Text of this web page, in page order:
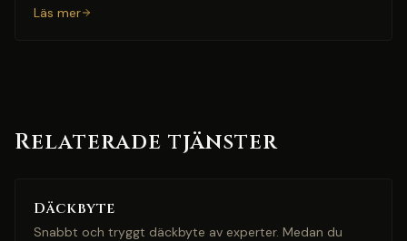
Läs mer
Relaterade tjänster
Däckbyte
Snabbt och tryggt däckbyte av experter. Medan du